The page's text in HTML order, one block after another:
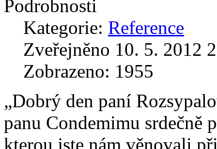
Podrobnosti
Kategorie: Reference
Zveřejněno 10. 5. 2012
Zobrazeno: 1955
„Dobrý den paní
panu Condemimu srdečně
kterou jste nám věnovali